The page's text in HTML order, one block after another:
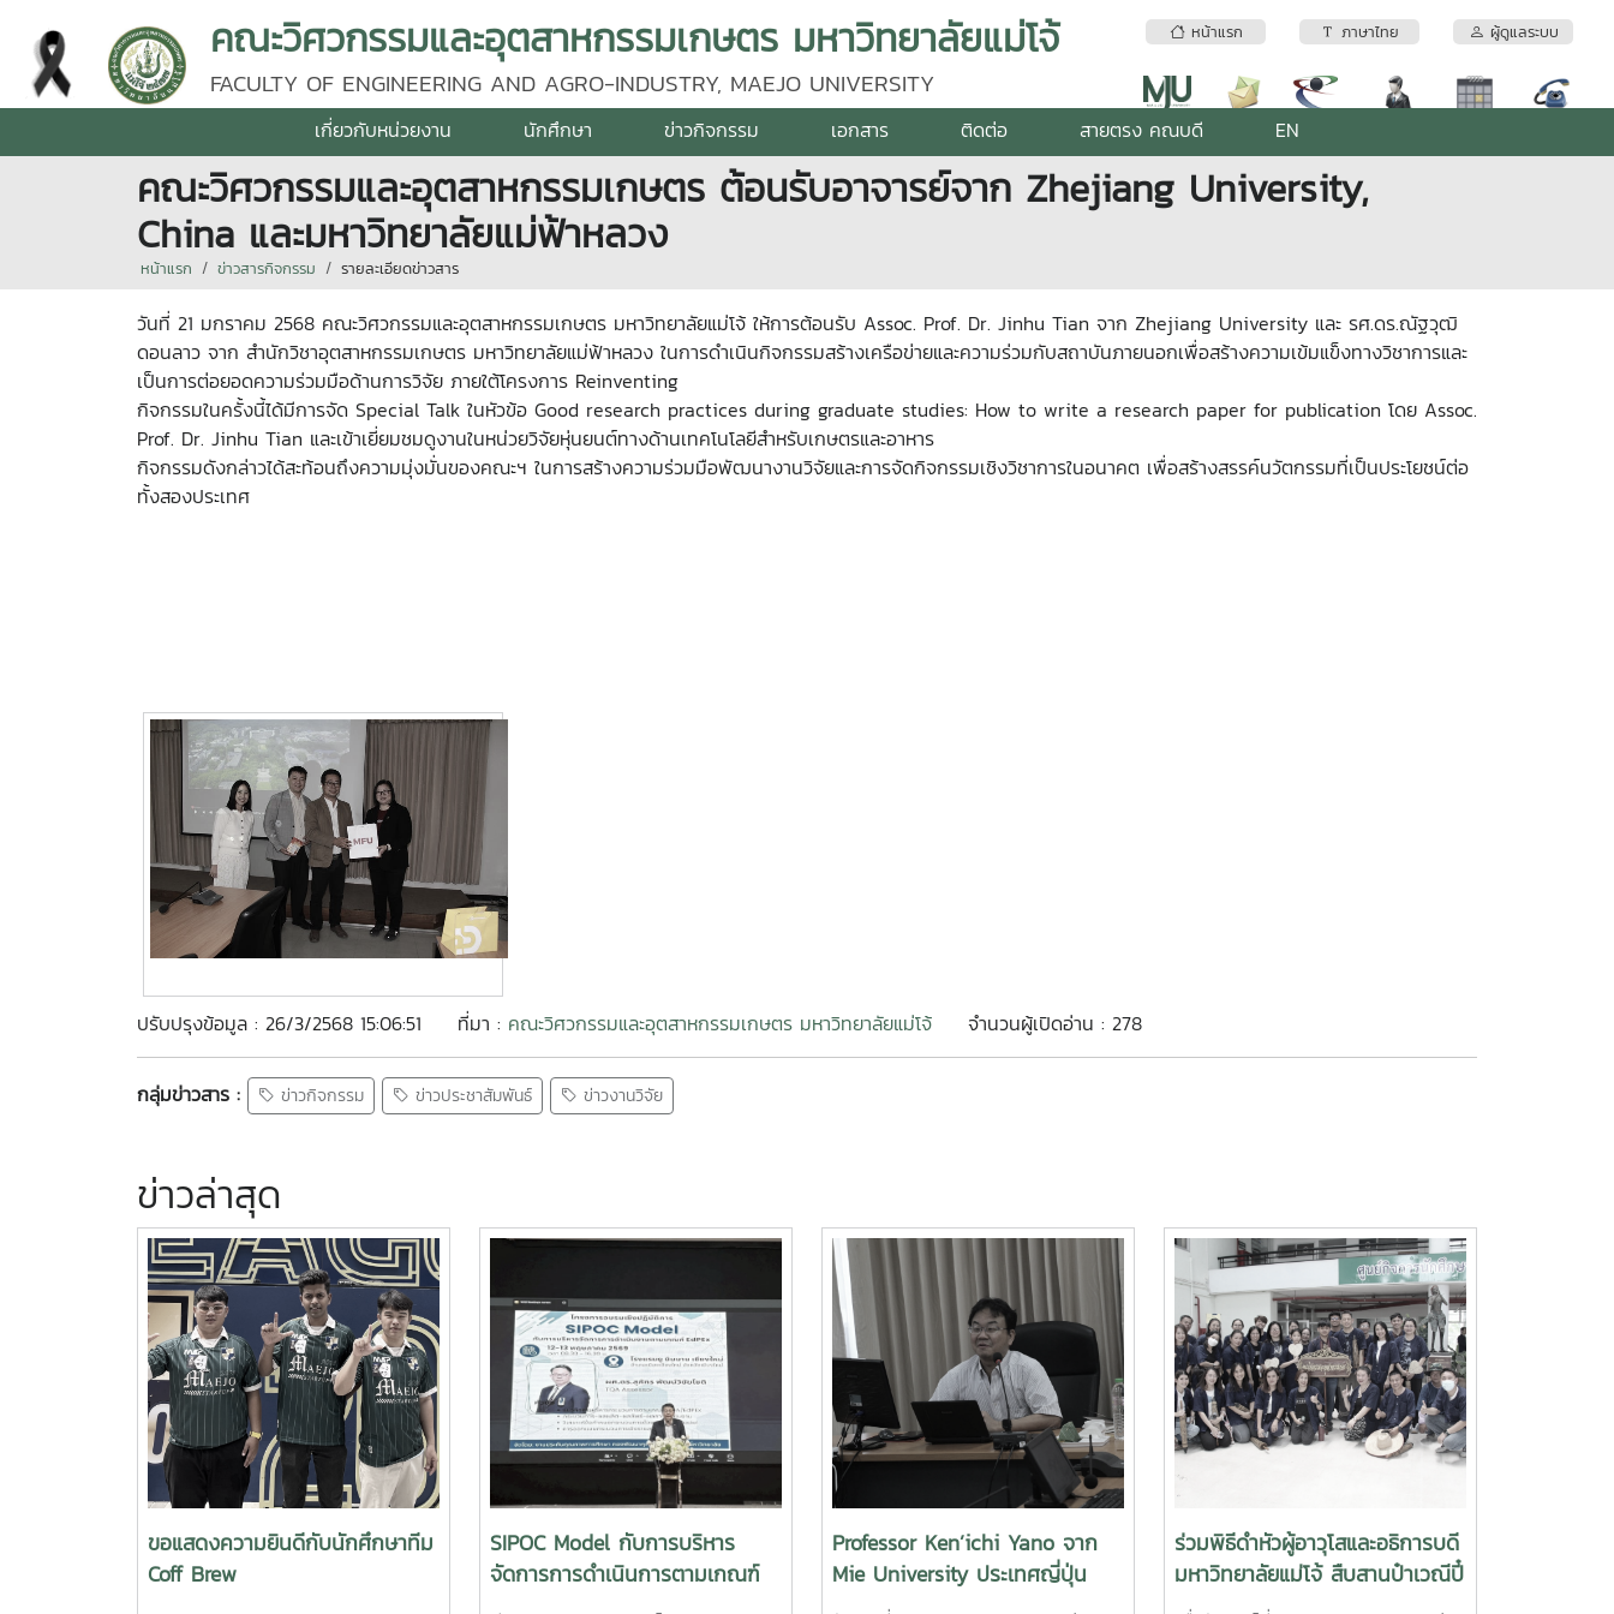
หน้าแรก ภาษาไทย ผู้ดูแลระบบ
คณะวิศวกรรมและอุตสาหกรรมเกษตร มหาวิทยาลัยแม่โจ้
FACULTY OF ENGINEERING AND AGRO-INDUSTRY, MAEJO UNIVERSITY
เกี่ยวกับหน่วยงาน นักศึกษา ข่าวกิจกรรม เอกสาร ติดต่อ สายตรง คณบดี EN
คณะวิศวกรรมและอุตสาหกรรมเกษตร ต้อนรับอาจารย์จาก Zhejiang University,
China และมหาวิทยาลัยแม่ฟ้าหลวง
หน้าแรก ข่าวสารกิจกรรม รายละเอียดข่าวสาร
วันที่ 21 มกราคม 2568 คณะวิศวกรรมและอุตสาหกรรมเกษตร มหาวิทยาลัยแม่โจ้ ให้การต้อนรับ Assoc. Prof. Dr. Jinhu Tian จาก Zhejiang University และ รศ.ดร.ณัฐวุฒิ
ดอนลาว จาก สำนักวิชาอุตสาหกรรมเกษตร มหาวิทยาลัยแม่ฟ้าหลวง ในการดำเนินกิจกรรมสร้างเครือข่ายและความร่วมกับสถาบันภายนอกเพื่อสร้างความเข้มแข็งทางวิชาการและ
เป็นการต่อยอดความร่วมมือด้านการวิจัย ภายใต้โครงการ Reinventing
กิจกรรมในครั้งนี้ได้มีการจัด Special Talk ในหัวข้อ Good research practices during graduate studies: How to write a research paper for publication โดย Assoc.
Prof. Dr. Jinhu Tian และเข้าเยี่ยมชมดูงานในหน่วยวิจัยหุ่นยนต์ทางด้านเทคโนโลยีสำหรับเกษตรและอาหาร
กิจกรรมดังกล่าวได้สะท้อนถึงความมุ่งมั่นของคณะฯ ในการสร้างความร่วมมือพัฒนางานวิจัยและการจัดกิจกรรมเชิงวิชาการในอนาคต เพื่อสร้างสรรค์นวัตกรรมที่เป็นประโยชน์ต่อ
ทั้งสองประเทศ
ปรับปรุงข้อมูล : 26/3/2568 15:06:51 ที่มา : คณะวิศวกรรมและอุตสาหกรรมเกษตร มหาวิทยาลัยแม่โจ้ จำนวนผู้เปิดอ่าน : 278
กลุ่มข่าวสาร : ข่าวกิจกรรม ข่าวประชาสัมพันธ์ ข่าวงานวิจัย
ข่าวล่าสุด
ขอแสดงความยินดีกับนักศึกษาทีม
Coff Brew
SIPOC Model กับการบริหาร
จัดการการดำเนินการตามเกณฑ์
EdPEx
Professor Ken’ichi Yano จาก
Mie University ประเทศญี่ปุ่น
เพื่อหารือความร่วมมือทางวิชาการ
ร่วมพิธีดำหัวผู้อาวุโสและอธิการบดี
มหาวิทยาลัยแม่โจ้ สืบสานป๋าเวณีปี๋
ใหม่เมือง ประจำปี 2569